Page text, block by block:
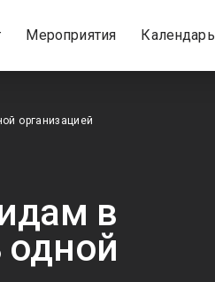
Мероприятия Календарь
организацией
в
одной